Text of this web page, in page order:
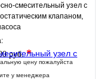
смесительный узел с
клапаном,
руб.*
цену пожалуйста
у менеджера